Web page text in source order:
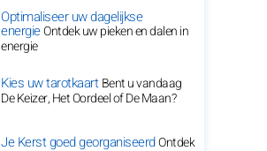
Optimaliseer uw dagelijkse
energieOntdek uw pieken en dalen in
energie
Kies uw tarotkaartBent u vandaag
De Keizer, Het Oordeel of De Maan?
Je Kerst goed georganiseerdOntdek